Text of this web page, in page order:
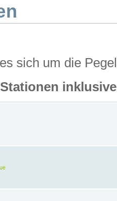
sich um die